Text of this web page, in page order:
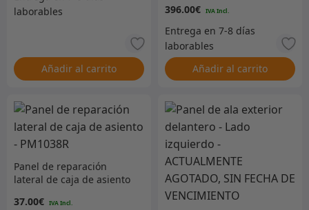
Añadir al carrito
3007
396.00€
Añadir al carrito
Panel de reparación
lateral de caja de asiento
37.00€